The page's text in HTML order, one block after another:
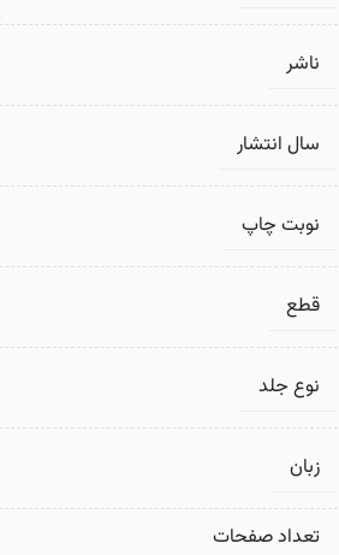
ناشر
سال انتشار
نوبت چاپ
قطع
نوع جلد
زبان
تعداد صفحات